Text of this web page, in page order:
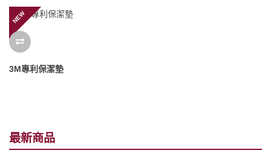
最新商品
NEW
3M專利保潔墊